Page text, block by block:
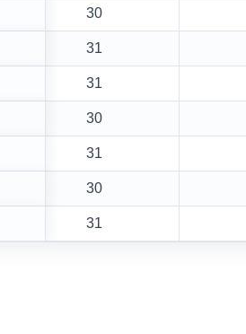
30
31
31
30
31
30
31